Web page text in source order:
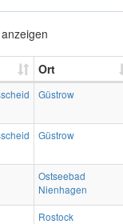
Ort
Güstrow
Güstrow
Ostseebad
Nienhagen
Rostock